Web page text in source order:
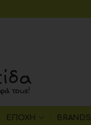
ΕΠΟΧΉ BRANDS